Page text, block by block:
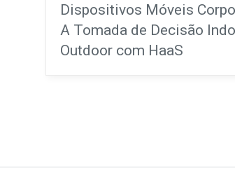
Dispositivos Móveis
A Tomada de Decisão
Outdoor com HaaS